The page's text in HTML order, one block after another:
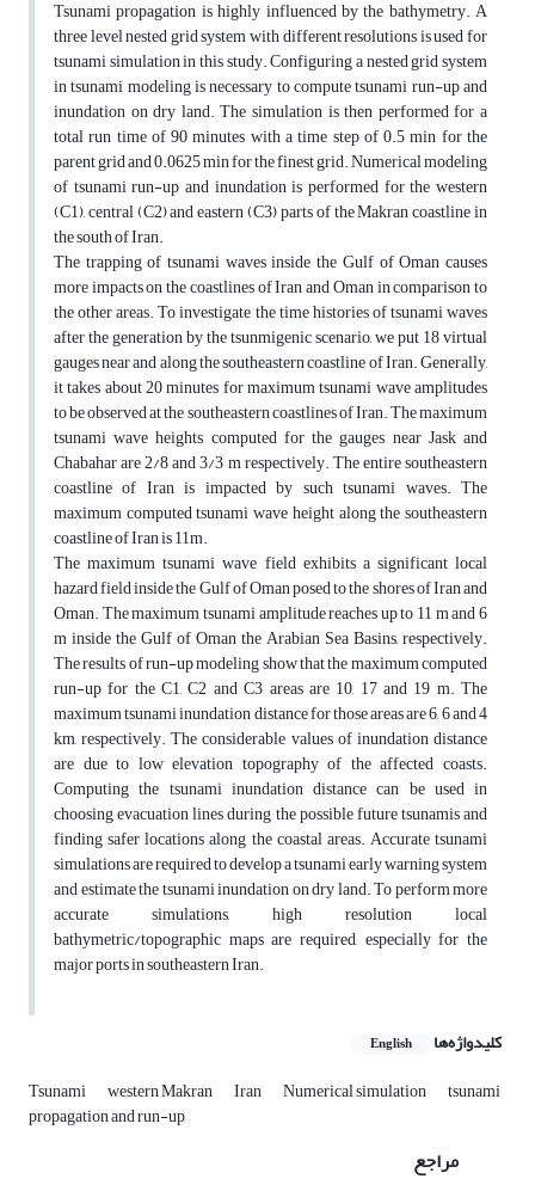
Tsunami propagation is highly influenced by the bathymetry. A
three level nested grid system with different resolutions is used for
tsunami simulation in this study. Configuring a nested grid system
in tsunami modeling is necessary to compute tsunami run-up and
inundation on dry land. The simulation is then performed for a
total run time of 90 minutes with a time step of 0.5 min for the
parent grid and 0.0625 min for the finest grid. Numerical modeling
of tsunami run-up and inundation is performed for the western
(C1), central (C2) and eastern (C3) parts of the Makran coastline in
the south of Iran.
The trapping of tsunami waves inside the Gulf of Oman causes
more impacts on the coastlines of Iran and Oman in comparison to
the other areas. To investigate the time histories of tsunami waves
after the generation by the tsunmigenic scenario, we put 18 virtual
gauges near and along the southeastern coastline of Iran. Generally,
it takes about 20 minutes for maximum tsunami wave amplitudes
to be observed at the southeastern coastlines of Iran. The maximum
tsunami wave heights computed for the gauges near Jask and
Chabahar are 2/8 and 3/3 m respectively. The entire southeastern
coastline of Iran is impacted by such tsunami waves. The
maximum computed tsunami wave height along the southeastern
coastline of Iran is 11m.
The maximum tsunami wave field exhibits a significant local
hazard field inside the Gulf of Oman posed to the shores of Iran and
Oman. The maximum tsunami amplitude reaches up to 11 m and 6
m inside the Gulf of Oman the Arabian Sea Basins, respectively.
The results of run-up modeling show that the maximum computed
run-up for the C1, C2 and C3 areas are 10, 17 and 19 m. The
maximum tsunami inundation distance for those areas are 6, 6 and 4
km, respectively. The considerable values of inundation distance
are due to low elevation topography of the affected coasts.
Computing the tsunami inundation distance can be used in
choosing evacuation lines during the possible future tsunamis and
finding safer locations along the coastal areas. Accurate tsunami
simulations are required to develop a tsunami early warning system
and estimate the tsunami inundation on dry land. To perform more
accurate simulations, high resolution local
bathymetric/topographic maps are required, especially for the
major ports in southeastern Iran.
کلیدواژه‌ها English
Tsunami western Makran Iran Numerical simulation tsunami
propagation and run-up
مراجع